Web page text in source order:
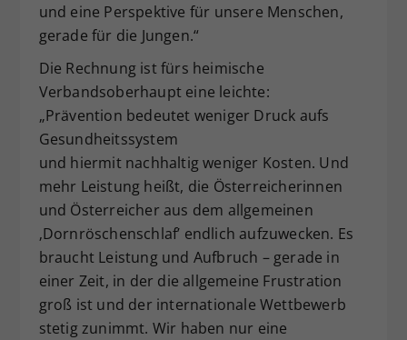
und eine Perspektive für unsere Menschen,
gerade für die Jungen.“
Die Rechnung ist fürs heimische
Verbandsoberhaupt eine leichte:
„Prävention bedeutet weniger Druck aufs
Gesundheitssystem
und hiermit nachhaltig weniger Kosten. Und
mehr Leistung heißt, die Österreicherinnen
und Österreicher aus dem allgemeinen
‚Dornröschenschlaf’ endlich aufzuwecken. Es
braucht Leistung und Aufbruch – gerade in
einer Zeit, in der die allgemeine Frustration
groß ist und der internationale Wettbewerb
stetig zunimmt. Wir haben nur eine